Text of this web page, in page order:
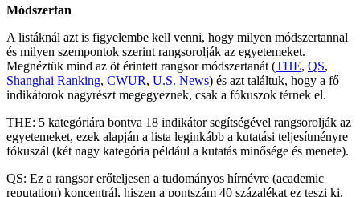
Módszertan
A listáknál azt is figyelembe kell venni, hogy milyen módszertannal
és milyen szempontok szerint rangsorolják az egyetemeket.
Megnéztük mind az öt érintett rangsor módszertanát (THE, QS,
Shanghai Ranking, CWUR, U.S. News) és azt találtuk, hogy a fő
indikátorok nagyrészt megegyeznek, csak a fókuszok térnek el.
THE: 5 kategóriára bontva 18 indikátor segítségével rangsorolják az
egyetemeket, ezek alapján a lista leginkább a kutatási teljesítményre
fókuszál (két nagy kategória például a kutatás minősége és menete).
QS: Ez a rangsor erőteljesen a tudományos hírnévre (academic
reputation) koncentrál, hiszen a pontszám 40 százalékat ez teszi ki.